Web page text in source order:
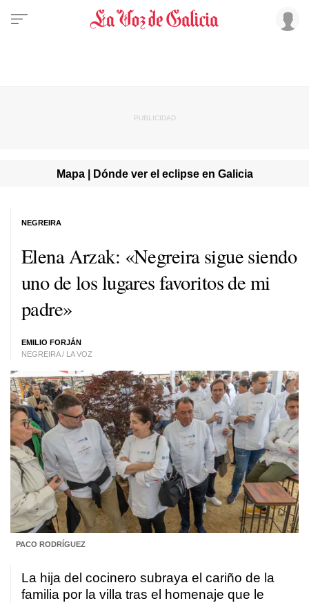
Mapa | Dónde ver el eclipse en Galicia
Elena Arzak: «Negreira sigue siendo
uno de los lugares favoritos de mi
padre»
EMILIO FORJÁN
NEGREIRA / LA VOZ
NEGREIRA
PACO RODRÍGUEZ
La hija del cocinero subraya el cariño de la
familia por la villa tras el homenaje que le